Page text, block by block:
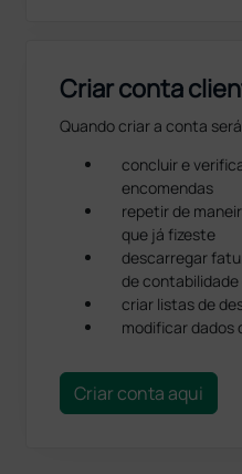
Criar conta
Quando criar a conta
concluir e
encomendas
repetir de
que já fizeste
descarregar
de
criar listas de
modificar dados
Criar conta aqui